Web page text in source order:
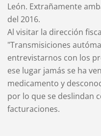
León. Extrañamente
del 2016.
Al visitar la dirección
"Transmisiciones
entrevistarnos con los
ese lugar jamás se ha
medicamento y
por lo que se deslindan
facturaciones.